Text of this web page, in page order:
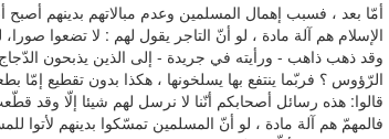
أمّا بعد ، فسبب إهمال المسلمين وعدم مبالاتهم بدينهم أصبح
الإسلام هم آلة مادة ، لو أنّ التاجر يقول لهم : لا تضعوا
وقد ذهب ذاهب - ورأيته في جريدة - إلى الذين يذبحون
الرّؤوس ؟ فربّما ينتفع بها يسلخونها ، هكذا بدون تقطيع إمّا
قالوا: هذه رسائل أصحابكم أنّنا لا نرسل لهم شيئا إلّا وقد
فالمهمّ هم آلة مادة ، لو أنّ المسلمين تمسّكوا بدينهم لأتوا